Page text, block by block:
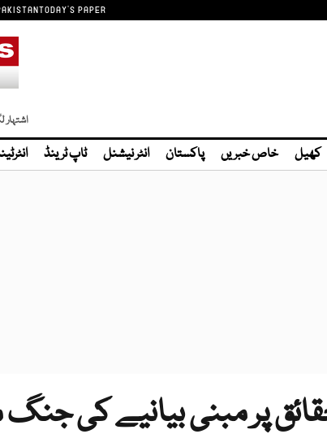
TODAY'S PAPER
اشتہار
کھیل خاص خبریں پاکستان انٹر نیشنل ٹاپ ٹرینڈ
پر مبنی بیانیے کی